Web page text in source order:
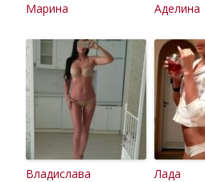
Марина Аделина
Владислава Лада